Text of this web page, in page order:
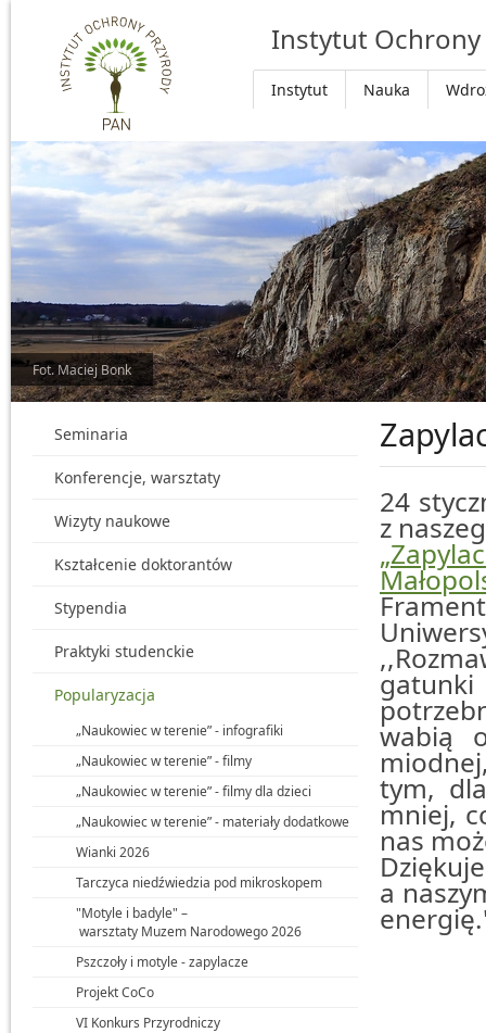
Przejdź do głównej treści
Instytut Ochrony
Instytut Nauka
Fot. Maciej Bonk
Seminaria
Konferencje, warsztaty
Wizyty naukowe
Kształcenie doktorantów
Stypendia
Praktyki studenckie
Popularyzacja
„Naukowiec w terenie” - infografiki
„Naukowiec w terenie” - filmy
„Naukowiec w terenie” - filmy dla dzieci
„Naukowiec w terenie” - materiały dodatkowe
Wianki 2026
Tarczyca niedźwiedzia pod mikroskopem
"Motyle i badyle" –
warsztaty Muzem Narodowego 2026
Pszczoły i motyle - zapylacze
Projekt CoCo
VI Konkurs Przyrodniczy
24
z
wabią
tym,
mniej,
nas
a